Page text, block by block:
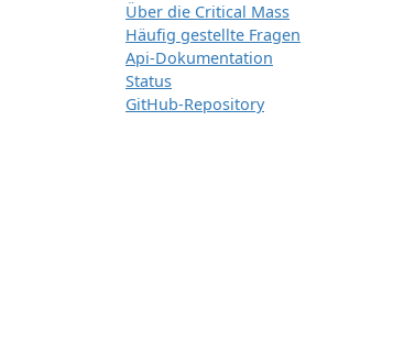
Über die Critical Mass
Häufig gestellte Fragen
Api-Dokumentation
Status
GitHub-Repository